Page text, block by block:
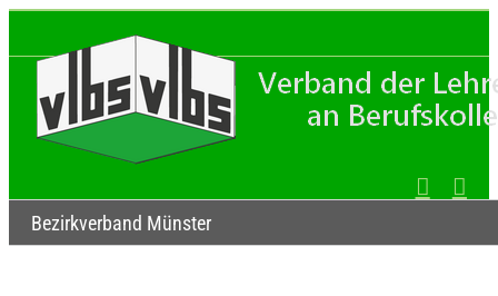
Inhalt
Bezirkverband Münster